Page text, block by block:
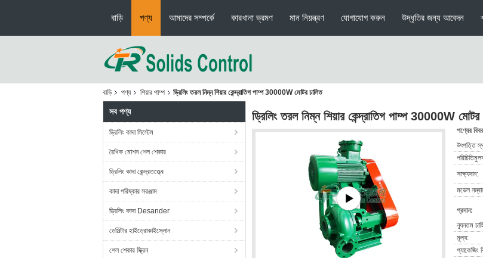
বাড়ি পণ্য আমাদের সম্পর্কে কারখানা ভ্রমণ মান নিয়ন্ত্রণ যোগাযোগ করুন উদ্ধৃতির জন্য আবেদন
বাড়ি পণ্য শিয়ার পাম্প ড্রিলিং তরল নিম্ন শিয়ার কেন্দ্রাতিগ পাম্প 30000W মোটর চালিত
সব পণ্য
ড্রিলিং কাদা সিস্টেম
রৈখিক মোশন শেল শেকার
ড্রিলিং কাদা কেন্দ্রতত্ত্বে
কাদা পরিষ্কার সরঞ্জাম
ড্রিলিং কাদা Desander
ডেসিল্টার হাইড্রোকাইস্লোন
শেল শেকার স্ক্রিন
ড্রিলিং তরল নিম্ন শিয়ার কেন্দ্রাতিগ পাম্প 30000W মোটর
পণ্যের
উৎপত্তি
সাক্ষ্যদান:
মডেল
প্রদান:
ন্যূনতম
মূল্য:
প্যাকেজিং